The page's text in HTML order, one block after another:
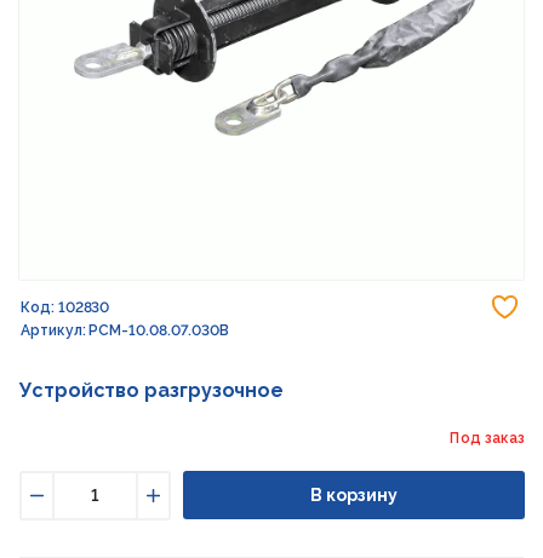
Код: 102830
Артикул: РСМ-10.08.07.030В
Устройство разгрузочное
Под заказ
Увеличить
В корзину